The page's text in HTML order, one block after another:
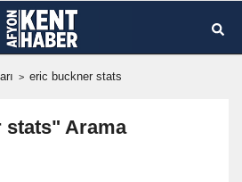
eric buckner stats
stats" Arama